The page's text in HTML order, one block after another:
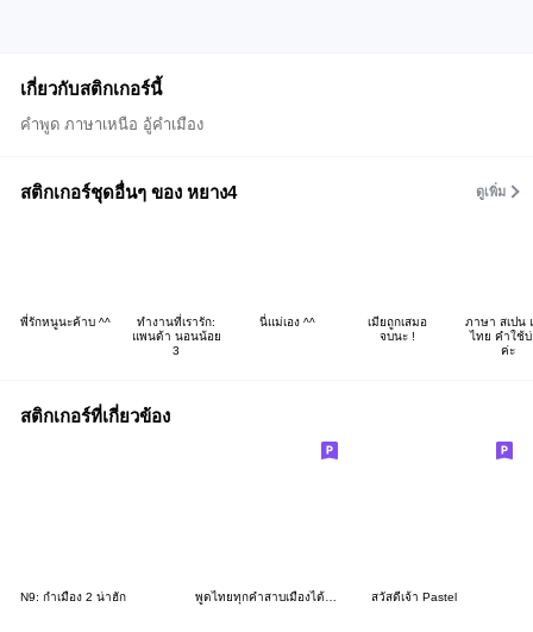
เกี่ยวกับสติกเกอร์นี้
คำพูด ภาษาเหนือ อู้คำเมือง
สติกเกอร์ชุดอื่นๆ ของ หยาง4 ดูเพิ่ม
พี่รักหนูนะค้าบ ^^
ทำงานที่เรารัก:
แพนด้า นอนน้อย
3
นี่แม่เอง ^^
เมียถูกเสมอ
จบนะ !
ภาษา สเปน
ไทย คำใช้
ค่ะ
สติกเกอร์ที่เกี่ยวข้อง
N9: กำเมือง 2 น่าฮัก พูดไทยทุกคำสาบเมืองได้ยังไง ภาค 3 สวัสดีเจ้า Pastel